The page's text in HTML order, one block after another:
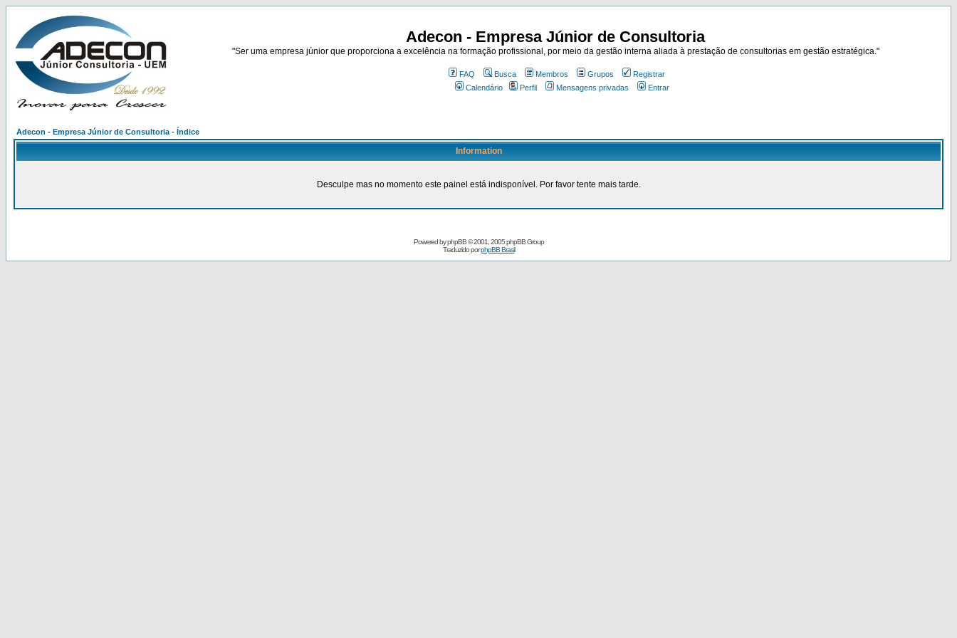
Adecon - Empresa Júnior de Consultoria
"Ser uma empresa júnior que proporciona a excelência na formação profissional, por meio da gestão interna aliada à prestação de consultorias em gestão estratégica."
FAQ Busca Membros Grupos
Registrar
Calendário
Perfil Mensagens privadas Entrar
Adecon - Empresa Júnior de Consultoria - Índice
Information
Desculpe mas no momento este painel está indisponível. Por favor tente mais tarde.
Powered byphpBB© 2001, 2005 phpBB Group
Traduzido porphpBB Brasil